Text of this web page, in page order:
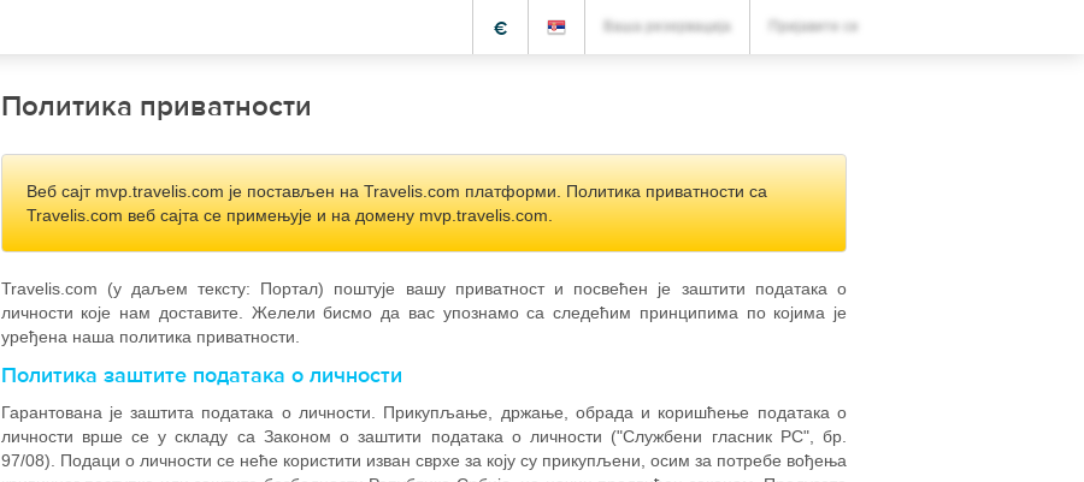
€ Ваша резервација Пријавите се
Политика приватности
Веб сајт mvp.travelis.com је постављен на Travelis.com платформи. Политика приватности са
Travelis.com веб сајта се примењује и на домену mvp.travelis.com.
Travelis.com (у даљем тексту: Портал) поштује вашу приватност и посвећен је заштити података о
личности које нам доставите. Желели бисмо да вас упознамо са следећим принципима по којима је
уређена наша политика приватности.
Политика заштите података о личности
Гарантована је заштита података о личности. Прикупљање, држање, обрада и коришћење података о
личности врше се у складу са Законом о заштити података о личности ("Службени гласник РС", бр.
97/08). Подаци о личности се неће користити изван сврхе за коју су прикупљени, осим за потребе вођења
ВАША РЕЗЕРВАЦИЈА
Српски (ћир)
EUR